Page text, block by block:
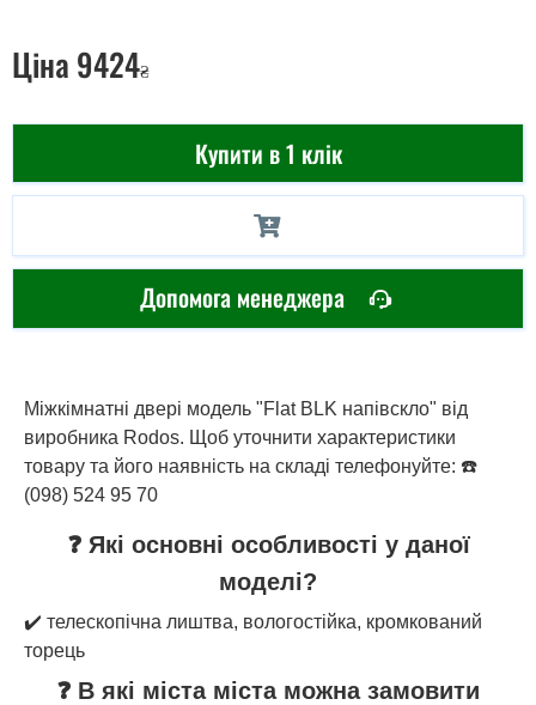
Ціна 9424₴
Купити в 1 клік
Допомога менеджера
Міжкімнатні двері модель "Flat BLK напівскло" від
виробника Rodos. Щоб уточнити характеристики
товару та його наявність на складі телефонуйте: ☎️
(098) 524 95 70
❓ Які основні особливості у даної
моделі?
✔️ телескопічна лиштва, вологостійка, кромкований
торець
❓ В які міста міста можна замовити